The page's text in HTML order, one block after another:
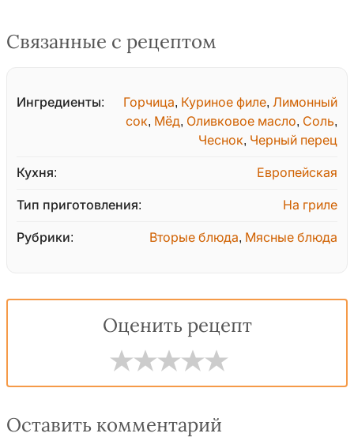
Связанные с рецептом
Ингредиенты: Горчица, Куриное филе, Лимонный
сок, Мёд, Оливковое масло, Соль,
Чеснок, Черный перец
Кухня: Европейская
Тип приготовления: На гриле
Рубрики: Вторые блюда, Мясные блюда
Оценить рецепт
Оставить комментарий